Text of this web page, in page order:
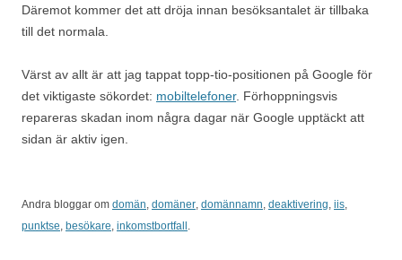
Däremot kommer det att dröja innan besöksantalet är tillbaka
till det normala.
Värst av allt är att jag tappat topp-tio-positionen på Google för
det viktigaste sökordet: mobiltelefoner. Förhoppningsvis
repareras skadan inom några dagar när Google upptäckt att
sidan är aktiv igen.
Andra bloggar om domän domäner domännamn deaktivering iis
punktse besökare inkomstbortfall